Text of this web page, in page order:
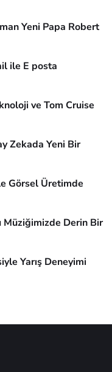
Yeni Papa Robert
ile E posta
ve Tom Cruise
Zekada Yeni Bir
Görsel Üretimde
Müziğimizde Derin Bir
Yarış Deneyimi